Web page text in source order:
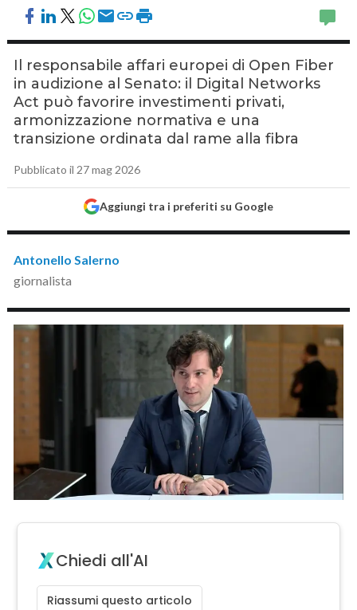
Il responsabile affari europei di Open Fiber
in audizione al Senato: il Digital Networks
Act può favorire investimenti privati,
armonizzazione normativa e una
transizione ordinata dal rame alla fibra
Pubblicato il 27 mag 2026
Aggiungi tra i preferiti su Google
Antonello Salerno
giornalista
Chiedi all'AI
Riassumi questo articolo